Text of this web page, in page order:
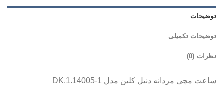
توضیحات
توضیحات تکمیلی
نظرات (0)
ساعت مچی مردانه دنیل کلین مدل DK.1.14005-1